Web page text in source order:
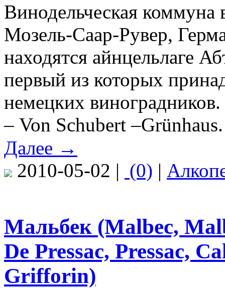
Винодельческая коммуна
Мозель-Саар-Рувер,
находятся айнцельлаге
первый из которых
немецких
– Von Schubert –Grünhaus.
Далее →
2010-05-02 | (0) |
Мальбек (Malbec,
De Pressac, Pressac,
Grifforin)